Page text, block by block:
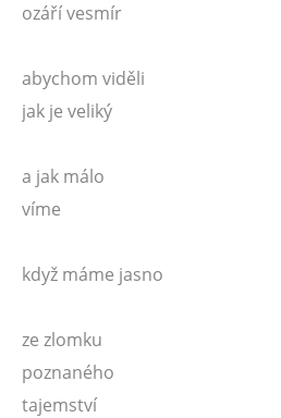
ozáří vesmír
abychom viděli
jak je veliký
a jak málo
víme
když máme jasno
ze zlomku
poznaného
tajemství